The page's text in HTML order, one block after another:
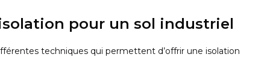
pour un sol industriel
techniques qui permettent d’offrir une isolation